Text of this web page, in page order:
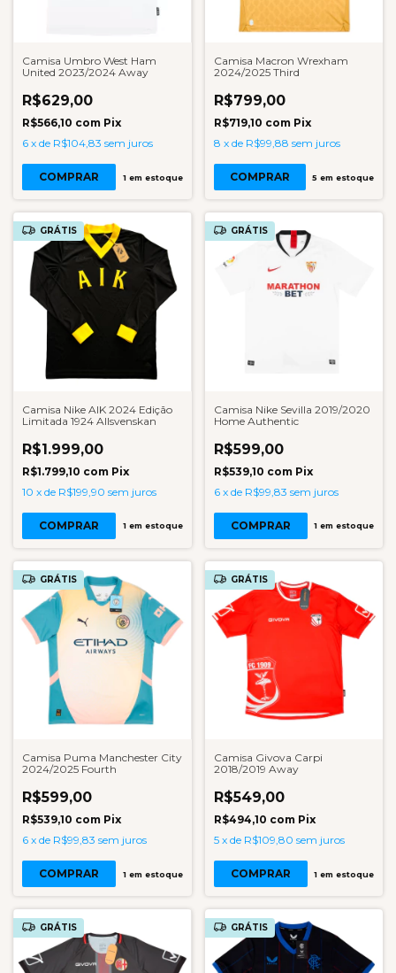
Camisa Umbro West Ham
United 2023/2024 Away
R$629,00
R$566,10 com Pix
6 x de R$104,83 sem juros
COMPRAR 1em estoque
Camisa Macron Wrexham
2024/2025 Third
R$799,00
R$719,10 com Pix
8 x de R$99,88 sem juros
COMPRAR 5 em estoque
GRÁTIS
Camisa Nike AIK 2024 Edição
Limitada 1924 Allsvenskan
R$1.999,00
R$1.799,10 com Pix
10 x de R$199,90 sem juros
COMPRAR 1em estoque
GRÁTIS
Camisa Nike Sevilla 2019/2020
Home Authentic
R$599,00
R$539,10 com Pix
6 x de R$99,83 sem juros
COMPRAR 1 em estoque
GRÁTIS
Camisa Puma Manchester City
2024/2025 Fourth
R$599,00
R$539,10 com Pix
6 x de R$99,83 sem juros
COMPRAR 1em estoque
GRÁTIS
Camisa Givova Carpi
2018/2019 Away
R$549,00
R$494,10 com Pix
5 x de R$109,80 sem juros
COMPRAR 1 em estoque
GRÁTIS GRÁTIS